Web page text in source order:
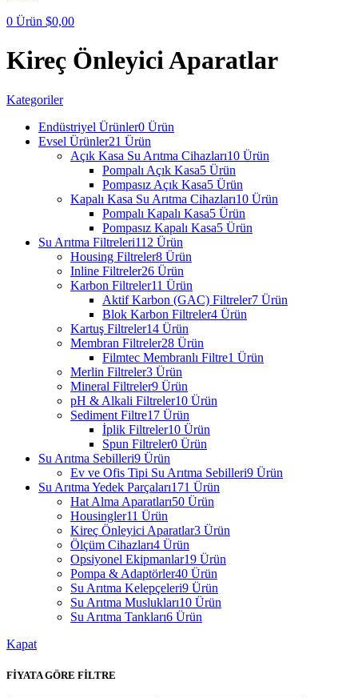
0 Ürün $0,00
Kireç Önleyici Aparatlar
Kategoriler
Endüstriyel Ürünler0 Ürün
Evsel Ürünler21 Ürün
Açık Kasa Su Arıtma Cihazları10 Ürün
Pompalı Açık Kasa5 Ürün
Pompasız Açık Kasa5 Ürün
Kapalı Kasa Su Arıtma Cihazları10 Ürün
Pompalı Kapalı Kasa5 Ürün
Pompasız Kapalı Kasa5 Ürün
Su Arıtma Filtreleri112 Ürün
Housing Filtreler8 Ürün
Inline Filtreler26 Ürün
Karbon Filtreler11 Ürün
Aktif Karbon (GAC) Filtreler7 Ürün
Blok Karbon Filtreler4 Ürün
Kartuş Filtreler14 Ürün
Membran Filtreler28 Ürün
Filmtec Membranlı Filtre1 Ürün
Merlin Filtreler3 Ürün
Mineral Filtreler9 Ürün
pH & Alkali Filtreler10 Ürün
Sediment Filtre17 Ürün
İplik Filtreler10 Ürün
Spun Filtreler0 Ürün
Su Arıtma Sebilleri9 Ürün
Ev ve Ofis Tipi Su Arıtma Sebilleri9 Ürün
Su Arıtma Yedek Parçaları171 Ürün
Hat Alma Aparatları50 Ürün
Housingler11 Ürün
Kireç Önleyici Aparatlar3 Ürün
Ölçüm Cihazları4 Ürün
Opsiyonel Ekipmanlar19 Ürün
Pompa & Adaptörler40 Ürün
Su Arıtma Kelepçeleri9 Ürün
Su Arıtma Muslukları10 Ürün
Su Arıtma Tankları6 Ürün
Kapat
FİYATA GÖRE FİLTRE